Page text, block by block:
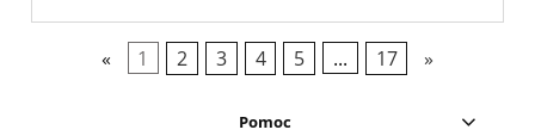
« 1 2 3 4 5 ... 17 »
Pomoc